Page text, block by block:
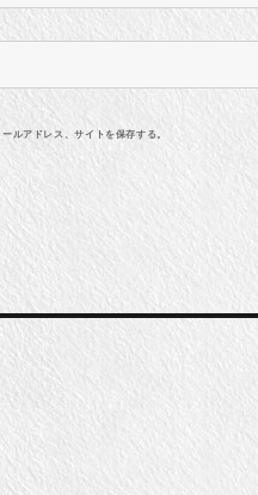
ルアドレス、サイトを保存する。